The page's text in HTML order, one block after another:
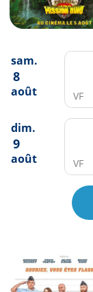
sam.
8
août VF
dim.
9
août VF